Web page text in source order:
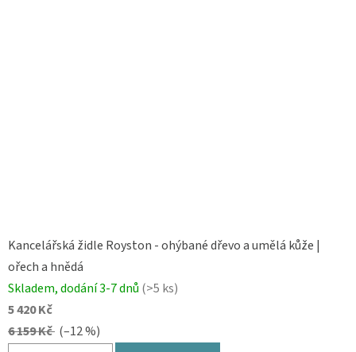
Kancelářská židle Royston - ohýbané dřevo a umělá kůže |
ořech a hnědá
Skladem, dodání 3-7 dnů (>5 ks)
5 420 Kč
6 159 Kč (–12 %)